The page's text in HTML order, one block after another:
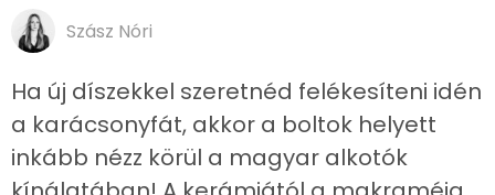
Szász Nóri
Ha új díszekkel szeretnéd felékesíteni idén
a karácsonyfát, akkor a boltok helyett
inkább nézz körül a magyar alkotók